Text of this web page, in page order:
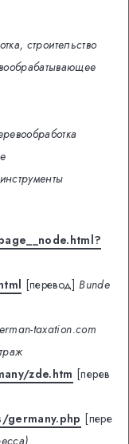
строительство
[перевод] Bunde
taxation.com
zde.htm [перев
[пере